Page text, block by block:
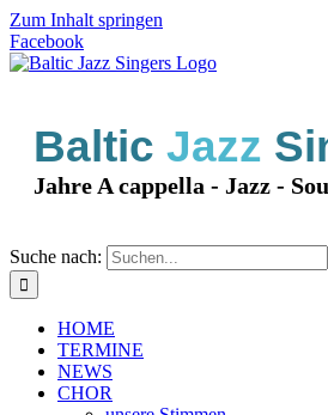
Zum Inhalt springen
Facebook
Baltic Jazz
Jahre A cappella - Jazz -
Suche nach:
HOME
TERMINE
NEWS
CHOR